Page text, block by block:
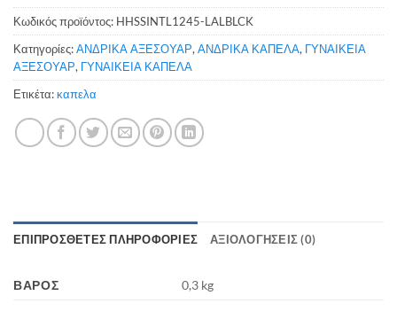
Κωδικός προϊόντος: HHSSINTL1245-LALBLCK
Κατηγορίες:ΑΝΔΡΙΚΑ ΑΞΕΣΟΥΑΡ, ΑΝΔΡΙΚΑ ΚΑΠΕΛΑ, ΓΥΝΑΙΚΕΙΑ
ΑΞΕΣΟΥΑΡ, ΓΥΝΑΙΚΕΙΑ ΚΑΠΕΛΑ
Ετικέτα:καπελα
ΕΠΙΠΡΌΣΘΕΤΕΣ ΠΛΗΡΟΦΟΡΊΕΣ ΑΞΙΟΛΟΓΉΣΕΙΣ (0)
ΒΆΡΟΣ 0,3 kg